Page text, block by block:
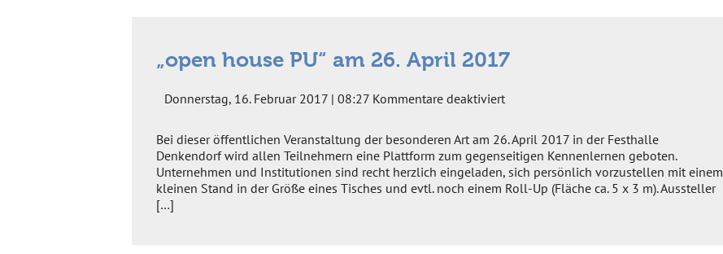
„open house PU“ am 26. April 2017
Donnerstag, 16. Februar 2017 | 08:27 Kommentare deaktiviertfür
PU“
am
26.
April
Bei dieser öffentlichen Veranstaltung der besonderen Art am 26. April 2017 in der Festhalle
Denkendorf wird allen Teilnehmern eine Plattform zum gegenseitigen Kennenlernen geboten.
Unternehmen und Institutionen sind recht herzlich eingeladen, sich persönlich vorzustellen mit einem
kleinen Stand in der Größe eines Tisches und evtl. noch einem Roll-Up (Fläche ca. 5 x 3 m). Aussteller
[…]